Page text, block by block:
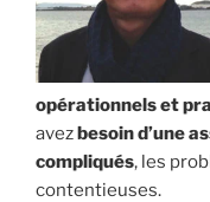
opérationnels et
avezbesoin d’une
compliqués, les
contentieuses.